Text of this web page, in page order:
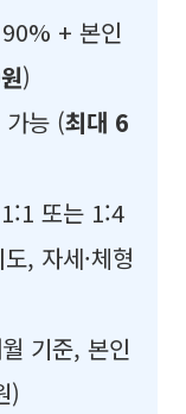
+ 본인
)
능 (최대 6
또는 1:4
, 자세·체형
기준, 본인
)